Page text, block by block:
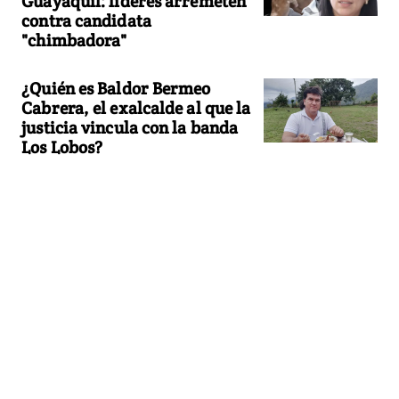
contra candidata
"chimbadora"
¿Quién es Baldor Bermeo
Cabrera, el exalcalde al que la
justicia vincula con la banda
Los Lobos?